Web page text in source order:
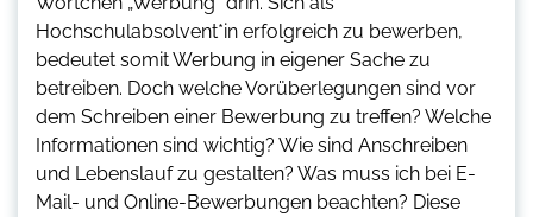
Hochschulabsolvent*in erfolgreich zu bewerben,
bedeutet somit Werbung in eigener Sache zu
betreiben. Doch welche Vorüberlegungen sind vor
dem Schreiben einer Bewerbung zu treffen? Welche
Informationen sind wichtig? Wie sind Anschreiben
und Lebenslauf zu gestalten? Was muss ich bei E-
Mail- und Online-Bewerbungen beachten? Diese